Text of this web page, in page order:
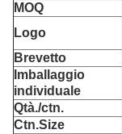
MOQ
Logo
Brevetto
Imballaggio
individuale
Qtà./ctn.
Ctn.Size